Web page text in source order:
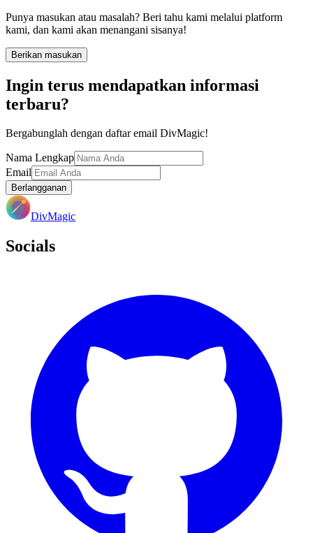
Punya masukan atau masalah? Beri tahu kami melalui platform
kami, dan kami akan menangani sisanya!
Berikan masukan
Ingin terus mendapatkan informasi
terbaru?
Bergabunglah dengan daftar email DivMagic!
Nama Lengkap
Email
Berlangganan
DivMagic
Socials